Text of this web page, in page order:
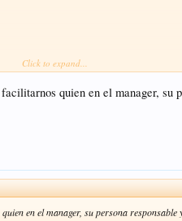
Click to expand...
quien en el manager, su
en el manager, su persona